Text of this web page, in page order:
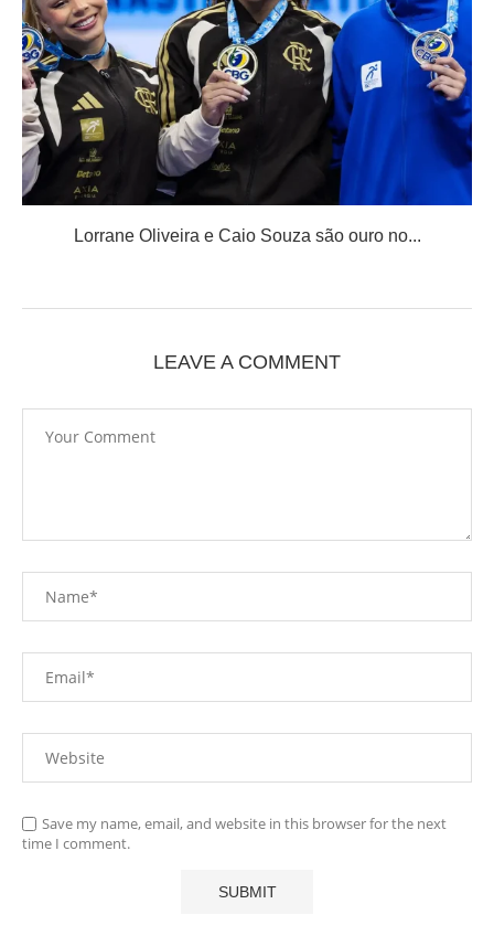
Lorrane Oliveira e Caio Souza são ouro no...
LEAVE A COMMENT
Save my name, email, and website in this browser for the next
time I comment.